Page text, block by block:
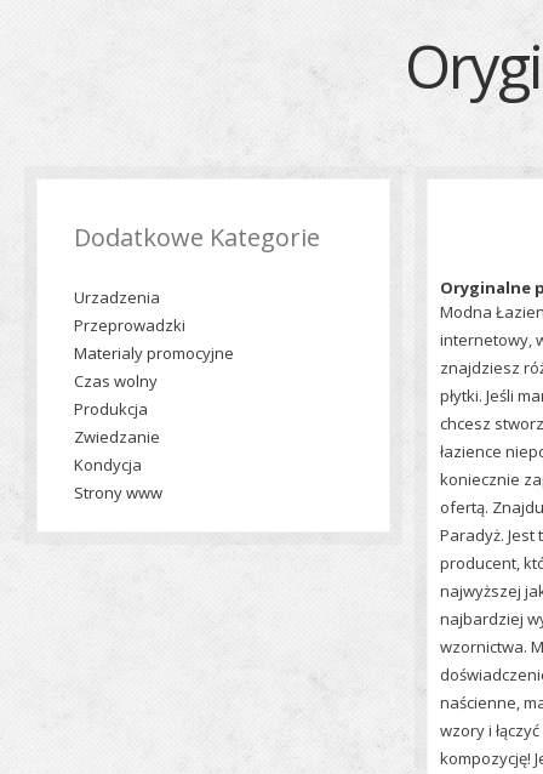
Dodatkowe Kategorie
Urzadzenia
Przeprowadzki
Materialy promocyjne
Czas wolny
Produkcja
Zwiedzanie
Kondycja
Strony www
Oryginalne
Modna
internetowy,
znajdziesz
płytki. Jeśli
chcesz
łazience
koniecznie
ofertą.
Paradyż.
producent,
najwyższej
najbardziej
wzornictwa.
naścienne,
wzory i
kompozycję!